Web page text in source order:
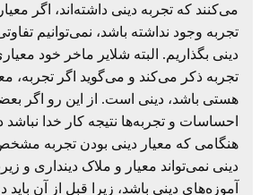
می‌کنند که تجربه دینی داشته‌اند، اگر
تجربه وجود نداشته باشد، نمی‌توانیم
دینی بگذاریم. البته شلایر ماخر خود
تجربه ذکر می‌کند و می‌گوید اگر تجربه،
هستی باشد، دینی است. از این رو اگر
احساسات و تجربه‌ها نتیجه کار خدا
هنگامی که معیار دینی بودن تجربه
دینی نمی‌تواند معیار و ملاک دینداری و
آموزه‌های دینی باشد، زیرا قبل از آن باید